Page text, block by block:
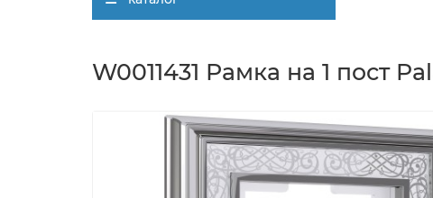
W0011431 Рамка на 1 пост